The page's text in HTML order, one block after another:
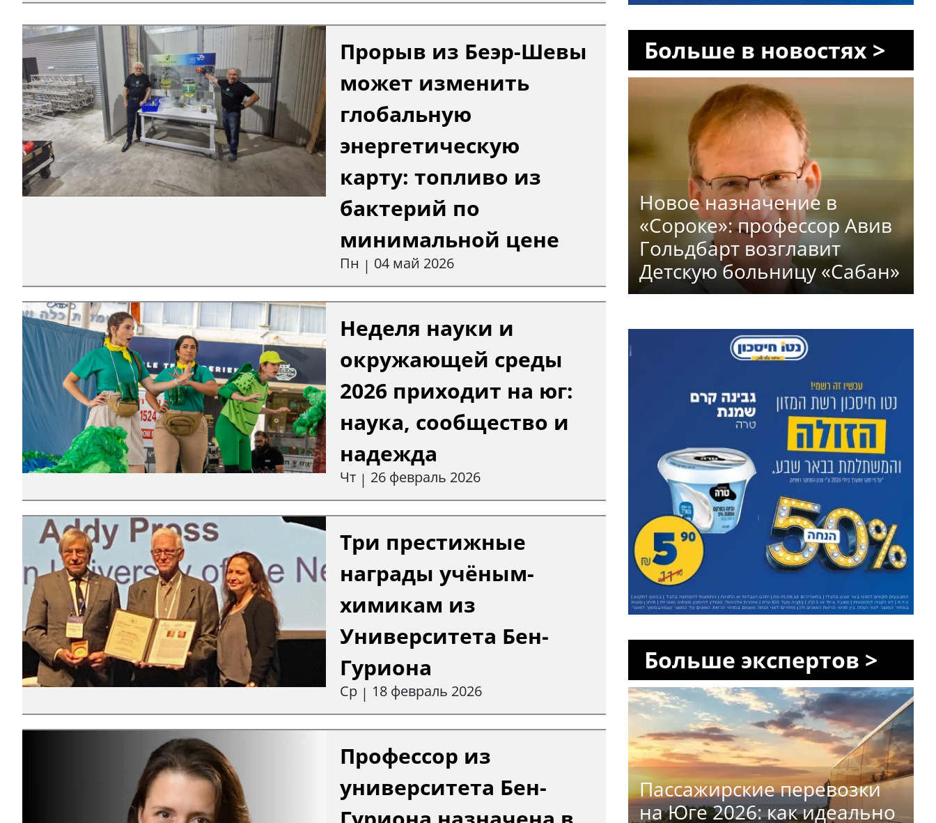
Прорыв из Беэр-Шевы
может изменить
глобальную
энергетическую
карту: топливо из
бактерий по
минимальной цене
Пн | 04 май 2026
Неделя науки и
окружающей среды
2026 приходит на юг:
наука, сообщество и
надежда
Чт| 26 февраль 2026
Три престижные
награды учёным-
химикам из
Университета Бен-
Гуриона
Ср | 18 февраль 2026
Профессор из
университета Бен-
Больше в новостях >
Новое назначение в
«Сороке»: профессор Авив
Гольдбарт возглавит
Детскую больницу «Сабан»
Больше экспертов >
Пассажирские перевозки
на Юге 2026: как идеально